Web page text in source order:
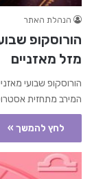
הנהלת האתר
הורוסקופ
מזל מאזניים
המירב מתחזית
לחץ להמשך »